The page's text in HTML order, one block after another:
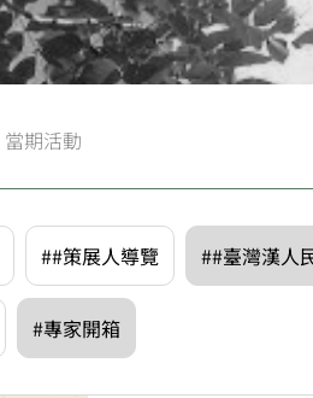
當期活動
##策展人導覽 ##臺灣漢人
#專家開箱